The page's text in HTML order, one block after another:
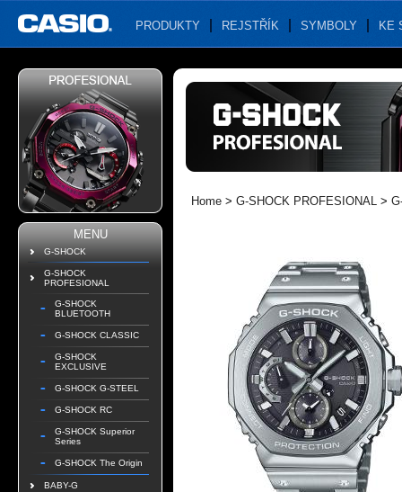
PRODUKTY REJSTŘÍK SYMBOLY KE
MENU
G-SHOCK
G-SHOCK
PROFESIONAL
G-SHOCK
BLUETOOTH
G-SHOCK CLASSIC
G-SHOCK
EXCLUSIVE
G-SHOCK G-STEEL
G-SHOCK RC
G-SHOCK Superior
Series
G-SHOCK The Origin
BABY-G
Home > G-SHOCK PROFESIONAL >